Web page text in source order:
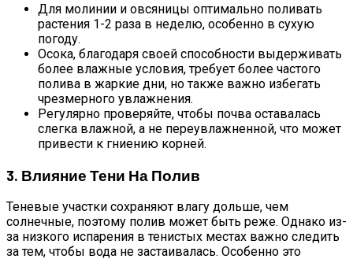
Для молинии и овсяницы оптимально поливать
растения 1-2 раза в неделю, особенно в сухую
погоду.
Осока, благодаря своей способности выдерживать
более влажные условия, требует более частого
полива в жаркие дни, но также важно избегать
чрезмерного увлажнения.
Регулярно проверяйте, чтобы почва оставалась
слегка влажной, а не переувлажненной, что может
привести к гниению корней.
3. Влияние Тени На Полив
Теневые участки сохраняют влагу дольше, чем
солнечные, поэтому полив может быть реже. Однако из-
за низкого испарения в тенистых местах важно следить
за тем, чтобы вода не застаивалась. Особенно это